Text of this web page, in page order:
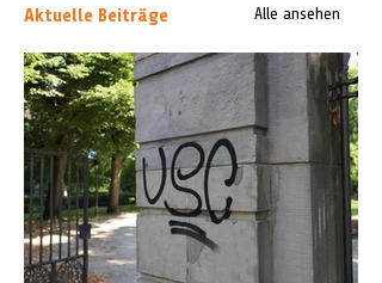
Aktuelle Beiträge Alle ansehen